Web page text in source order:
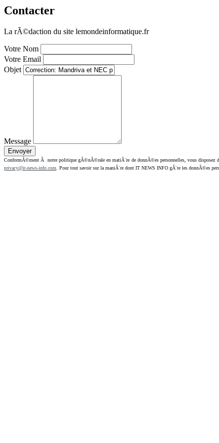
Contacter
La rÃ©daction du site lemondeinformatique.fr
Votre Nom
Votre Email
Objet
Message
ConformÃ©ment Ã notre politique gÃ©nÃ©rale en matiÃ¨re de donnÃ©es personnelles, vous disposez
privacy@it-news-info.com . Pour tout savoir sur la maniÃ¨re dont IT NEWS INFO gÃ¨re les donnÃ©es